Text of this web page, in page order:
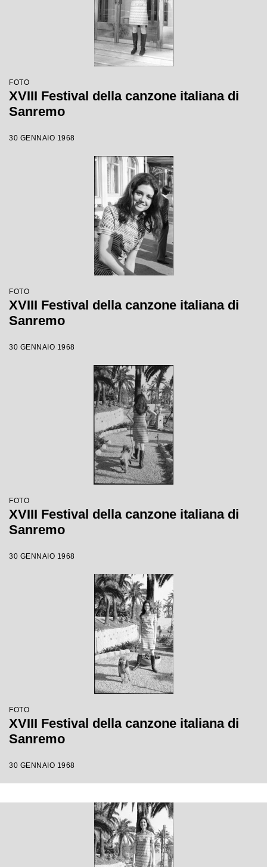
FOTO
XVIII Festival della canzone italiana di
Sanremo
30 GENNAIO 1968
FOTO
XVIII Festival della canzone italiana di
Sanremo
30 GENNAIO 1968
FOTO
XVIII Festival della canzone italiana di
Sanremo
30 GENNAIO 1968
FOTO
XVIII Festival della canzone italiana di
Sanremo
30 GENNAIO 1968